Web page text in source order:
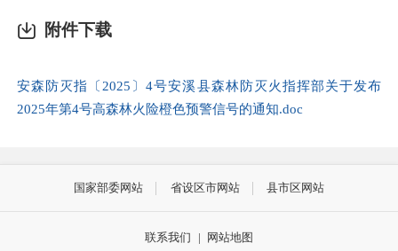
附件下载
安森防灭指〔2025〕4号安溪县森林防灭火指挥部关于发布
2025年第4号高森林火险橙色预警信号的通知.doc
国家部委网站 省设区市网站 县市区网站
联系我们 | 网站地图